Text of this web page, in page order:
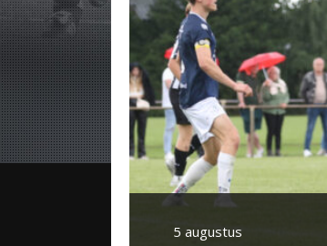
5 augustus